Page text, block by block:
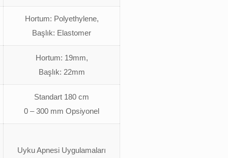
Hortum: Polyethylene,
Başlık: Elastomer
Hortum: 19mm,
Başlık: 22mm
Standart 180 cm
0 – 300 mm Opsiyonel
Uyku Apnesi Uygulamaları